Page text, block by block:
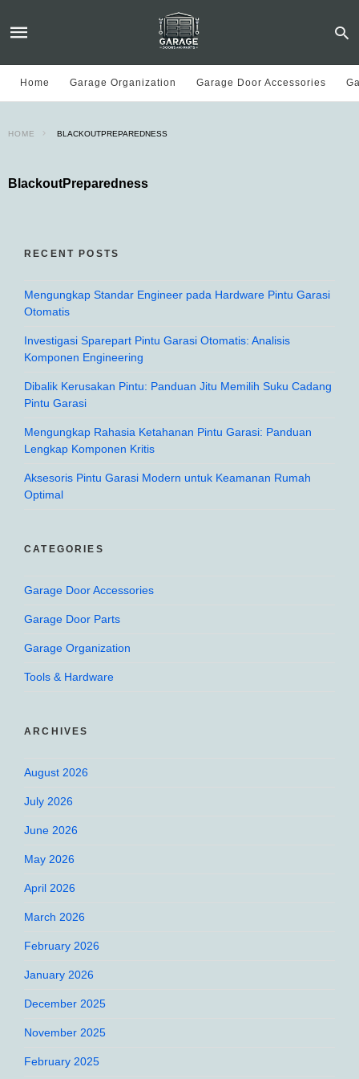
Home Garage Organization Garage Door Accessories
HOME BLACKOUTPREPAREDNESS
BlackoutPreparedness
RECENT POSTS
Mengungkap Standar Engineer pada Hardware Pintu Garasi
Otomatis
Investigasi Sparepart Pintu Garasi Otomatis: Analisis
Komponen Engineering
Dibalik Kerusakan Pintu: Panduan Jitu Memilih Suku Cadang
Pintu Garasi
Mengungkap Rahasia Ketahanan Pintu Garasi: Panduan
Lengkap Komponen Kritis
Aksesoris Pintu Garasi Modern untuk Keamanan Rumah
Optimal
CATEGORIES
Garage Door Accessories
Garage Door Parts
Garage Organization
Tools & Hardware
ARCHIVES
August 2026
July 2026
June 2026
May 2026
April 2026
March 2026
February 2026
January 2026
December 2025
November 2025
February 2025